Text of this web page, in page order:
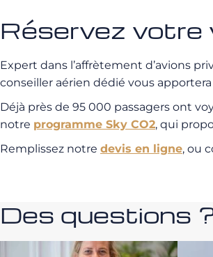
Réservez votre
Expert dans l’affrètement d’avions
conseiller aérien dédié vous
Déjà près de 95 000 passagers ont
notre programme Sky CO2, qui
Remplissez notre devis en ligne, ou
Des questions